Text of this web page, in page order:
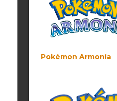
Pokémon Armonía